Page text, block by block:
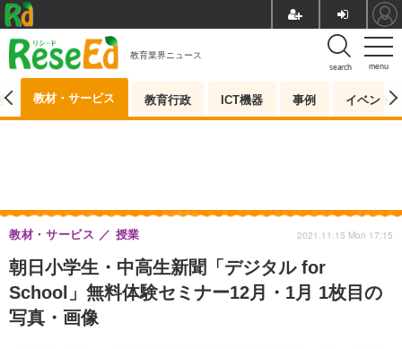
menu
search
教育業界ニュース
教材・サービス 教育行政 ICT機器 事例 イベント
朝日小学生・中高生新聞「デジタル for
School」無料体験セミナー12月・1月 1枚目の
写真・画像
教材・サービス 授業 2021.11.15 Mon 17:15